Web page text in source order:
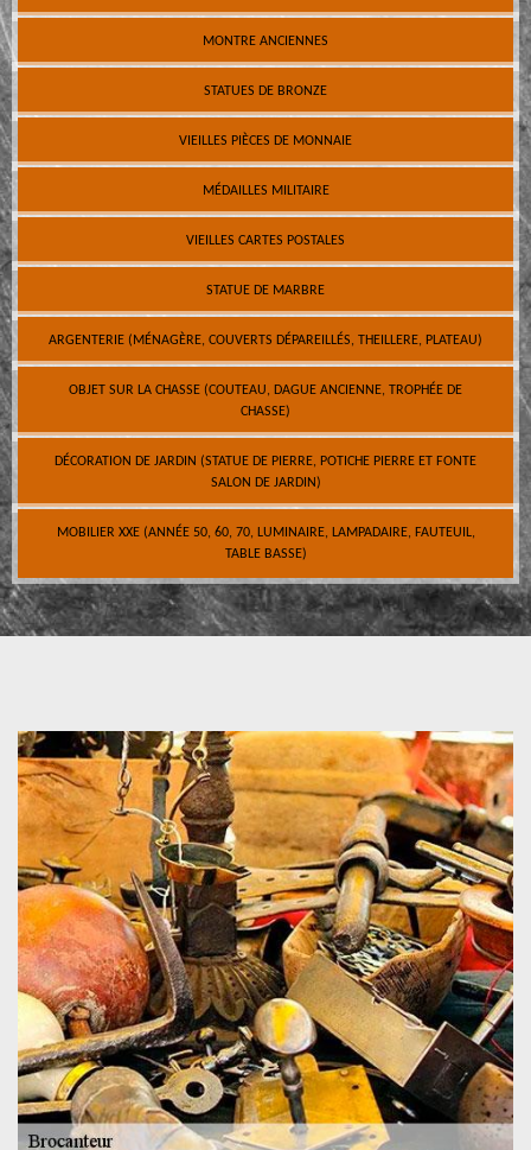
MONTRE ANCIENNES
STATUES DE BRONZE
VIEILLES PIÈCES DE MONNAIE
MÉDAILLES MILITAIRE
VIEILLES CARTES POSTALES
STATUE DE MARBRE
ARGENTERIE (MÉNAGÈRE, COUVERTS DÉPAREILLÉS, THEILLERE, PLATEAU)
OBJET SUR LA CHASSE (COUTEAU, DAGUE ANCIENNE, TROPHÉE DE
CHASSE)
DÉCORATION DE JARDIN (STATUE DE PIERRE, POTICHE PIERRE ET FONTE
SALON DE JARDIN)
MOBILIER XXE (ANNÉE 50, 60, 70, LUMINAIRE, LAMPADAIRE, FAUTEUIL,
TABLE BASSE)